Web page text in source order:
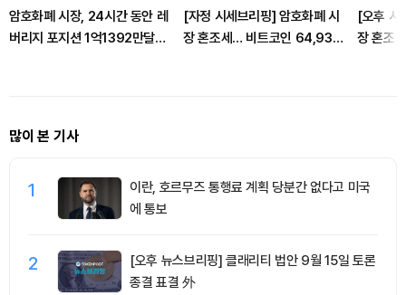
암호화폐 시장, 24시간 동안 레
버리지 포지션 1억1392만달러
[자정 시세브리핑] 암호화폐 시
장 혼조세… 비트코인 64,930
[오후 시
장 혼조
많이 본 기사
1
이란, 호르무즈 통행료 계획 당분간 없다고 미국
에 통보
2
[오후 뉴스브리핑] 클래리티 법안 9월 15일 토론
종결 표결 外